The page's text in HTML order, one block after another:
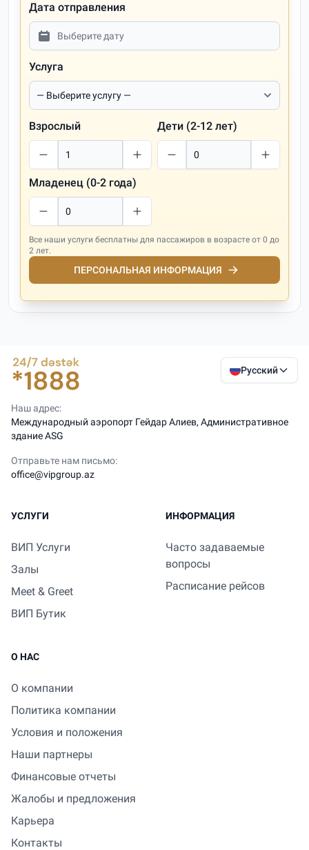
Дата отправления
Услуга
Взрослый Дети (2-12 лет)
Младенец (0-2 года)
Все наши услуги бесплатны для пассажиров в возрасте от 0 до
2 лет.
ПЕРСОНАЛЬНАЯ ИНФОРМАЦИЯ
Русский
Наш адрес:
Международный аэропорт Гейдар Алиев, Административное
здание ASG
Отправьте нам письмо:
office@vipgroup.az
УСЛУГИ
ВИП Услуги
Залы
Meet & Greet
ВИП Бутик
ИНФОРМАЦИЯ
Часто задаваемые
вопросы
Расписание рейсов
О НАС
О компании
Политика компании
Условия и положения
Наши партнеры
Финансовые отчеты
Жалобы и предложения
Карьера
Контакты